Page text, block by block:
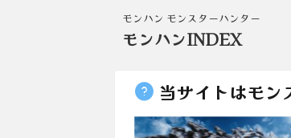
モンハン モンスターハンター
モンハンINDEX
当サイトはモン